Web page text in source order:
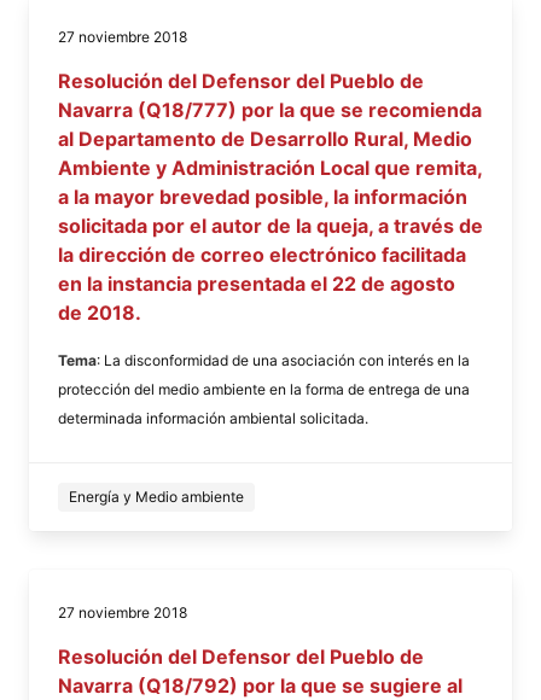
27 noviembre 2018
Resolución del Defensor del Pueblo de
Navarra (Q18/777) por la que se recomienda
al Departamento de Desarrollo Rural, Medio
Ambiente y Administración Local que remita,
a la mayor brevedad posible, la información
solicitada por el autor de la queja, a través de
la dirección de correo electrónico facilitada
en la instancia presentada el 22 de agosto
de 2018.
Tema: La disconformidad de una asociación con interés en la
protección del medio ambiente en la forma de entrega de una
determinada información ambiental solicitada.
Energía y Medio ambiente
27 noviembre 2018
Resolución del Defensor del Pueblo de
Navarra (Q18/792) por la que se sugiere al